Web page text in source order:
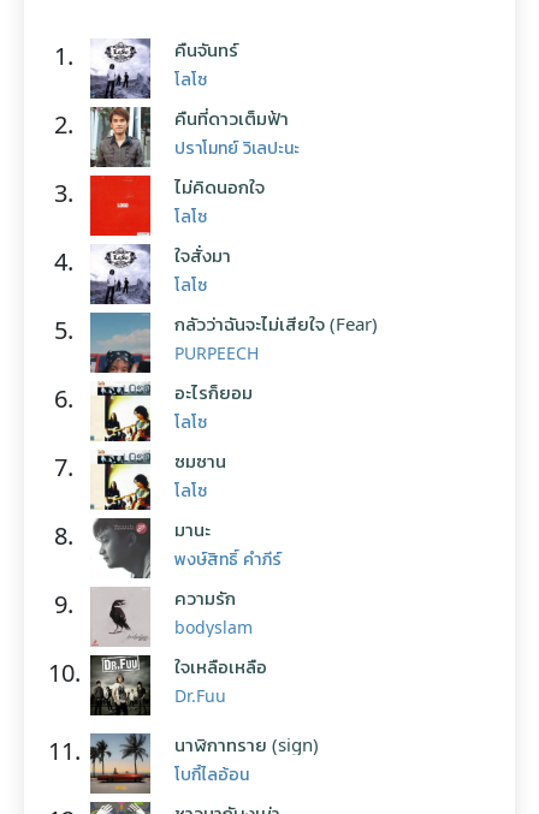
1. คืนจันทร์
โลโซ
2. คืนที่ดาวเต็มฟ้า
ปราโมทย์ วิเลปะนะ
3. ไม่คิดนอกใจ
โลโซ
4. ใจสั่งมา
โลโซ
5. กลัวว่าฉันจะไม่เสียใจ (Fear)
PURPEECH
6. อะไรก็ยอม
โลโซ
7. ซมซาน
โลโซ
8. มานะ
พงษ์สิทธิ์ คำภีร์
9. ความรัก
bodyslam
10. ใจเหลือเหลือ
Dr.Fuu
11. นาฬิกาทราย (sign)
โบกี้ไลอ้อน